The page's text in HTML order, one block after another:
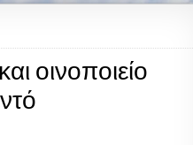
οινοποιείο